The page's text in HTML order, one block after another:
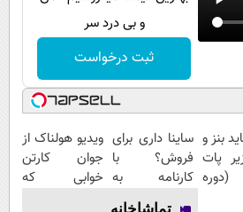
و بی درد سر
ثبت درخواست
بنز و
پات
ساینا داری برای
فروش؟ با
کارنامه به
بهترین قیمت
ویدیو هولناک از
جوان کارتن
خوابی که